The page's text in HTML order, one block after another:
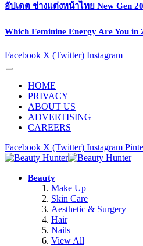
อัปเดต ช่างแต่งหน้าไทย New Gen
Which Feminine Energy Are You
Facebook X (Twitter) Instagram
HOME
PRIVACY
ABOUT US
ADVERTISING
CAREERS
Facebook X (Twitter) Instagram
Beauty
Make Up
Skin Care
Aesthetic & Surgery
Hair
Nails
View All